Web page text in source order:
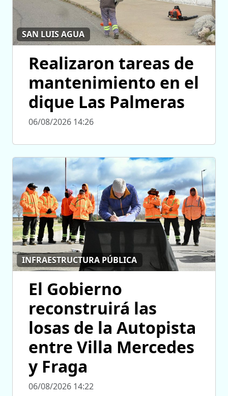
SAN LUIS AGUA
Realizaron tareas de
mantenimiento en el
dique Las Palmeras
06/08/2026 14:26
INFRAESTRUCTURA PÚBLICA
El Gobierno
reconstruirá las
losas de la Autopista
entre Villa Mercedes
y Fraga
06/08/2026 14:22